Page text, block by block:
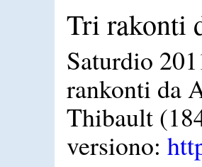
Tri rakonti
Saturdio
rankonti da
Thibault
versiono: